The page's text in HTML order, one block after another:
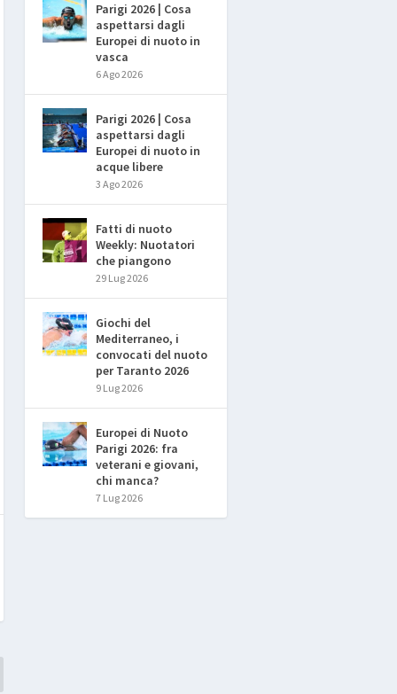
Parigi 2026 | Cosa
aspettarsi dagli
Europei di nuoto in
vasca
6 Ago 2026
Parigi 2026 | Cosa
aspettarsi dagli
Europei di nuoto in
acque libere
3 Ago 2026
Fatti di nuoto
Weekly: Nuotatori
che piangono
29 Lug 2026
Giochi del
Mediterraneo, i
convocati del nuoto
per Taranto 2026
9 Lug 2026
Europei di Nuoto
Parigi 2026: fra
veterani e giovani,
chi manca?
7 Lug 2026